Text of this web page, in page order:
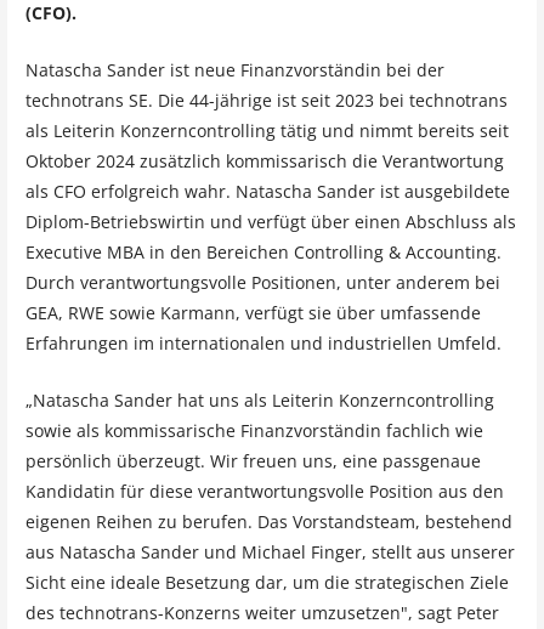
(CFO).
Natascha Sander ist neue Finanzvorständin bei der
technotrans SE. Die 44-jährige ist seit 2023 bei technotrans
als Leiterin Konzerncontrolling tätig und nimmt bereits seit
Oktober 2024 zusätzlich kommissarisch die Verantwortung
als CFO erfolgreich wahr. Natascha Sander ist ausgebildete
Diplom-Betriebswirtin und verfügt über einen Abschluss als
Executive MBA in den Bereichen Controlling & Accounting.
Durch verantwortungsvolle Positionen, unter anderem bei
GEA, RWE sowie Karmann, verfügt sie über umfassende
Erfahrungen im internationalen und industriellen Umfeld.
„Natascha Sander hat uns als Leiterin Konzerncontrolling
sowie als kommissarische Finanzvorständin fachlich wie
persönlich überzeugt. Wir freuen uns, eine passgenaue
Kandidatin für diese verantwortungsvolle Position aus den
eigenen Reihen zu berufen. Das Vorstandsteam, bestehend
aus Natascha Sander und Michael Finger, stellt aus unserer
Sicht eine ideale Besetzung dar, um die strategischen Ziele
des technotrans-Konzerns weiter umzusetzen", sagt Peter